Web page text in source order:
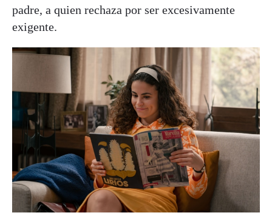
padre, a quien rechaza por ser excesivamente
exigente.